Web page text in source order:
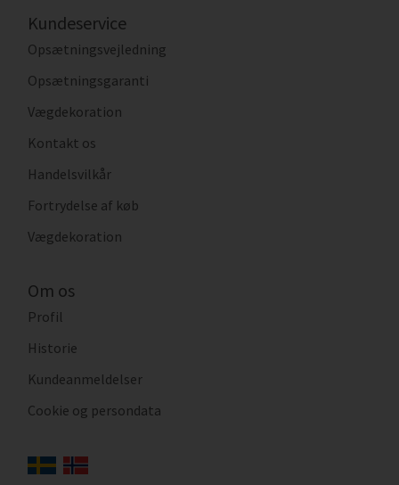
Kundeservice
Opsætningsvejledning
Opsætningsgaranti
Vægdekoration
Kontakt os
Handelsvilkår
Fortrydelse af køb
Vægdekoration
Om os
Profil
Historie
Kundeanmeldelser
Cookie og persondata